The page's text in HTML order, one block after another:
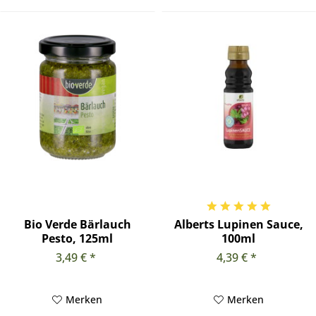
Bio Verde Bärlauch
Pesto, 125ml
3,49 € *
Merken
Alberts Lupinen Sauce,
100ml
4,39 € *
Merken